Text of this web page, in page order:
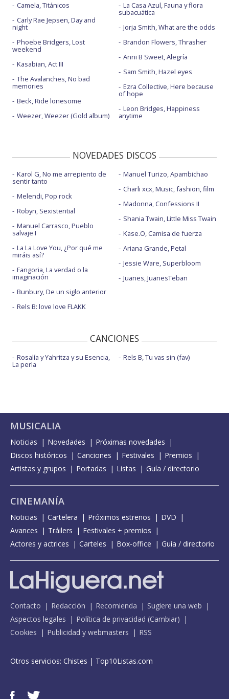
Camela, Titánicos
Carly Rae Jepsen, Day and
night
Phoebe Bridgers, Lost
weekend
Kasabian, Act III
The Avalanches, No bad
memories
Beck, Ride lonesome
Weezer, Weezer (Gold album)
La Casa Azul, Fauna y flora
subacuática
Jorja Smith, What are the odds
Brandon Flowers, Thrasher
Anni B Sweet, Alegría
Sam Smith, Hazel eyes
Ezra Collective, Here because
of hope
Leon Bridges, Happiness
anytime
NOVEDADES DISCOS
Karol G, No me arrepiento de
sentir tanto
Melendi, Pop rock
Robyn, Sexistential
Manuel Carrasco, Pueblo
salvaje I
La La Love You, ¿Por qué me
miráis así?
Fangoria, La verdad o la
imaginación
Bunbury, De un siglo anterior
Rels B: love love FLAKK
Manuel Turizo, Apambichao
Charli xcx, Music, fashion, film
Madonna, Confessions II
Shania Twain, Little Miss Twain
Kase.O, Camisa de fuerza
Ariana Grande, Petal
Jessie Ware, Superbloom
Juanes, JuanesTeban
CANCIONES
Rosalía y Yahritza y su Esencia,
La perla
Rels B, Tu vas sin (fav)
MUSICALIA
Noticias Novedades
Próximas novedades
Discos históricos
Canciones Festivales
Premios
Artistas y grupos
Portadas Listas Guía / directorio
CINEMANÍA
Noticias Cartelera Próximos estrenos
DVD
Avances
Tráilers
Festivales + premios
Actores y actrices
Carteles Box-office Guía / directorio
Contacto Redacción Recomienda
Sugiere una web
Aspectos legales
Política de privacidad (Cambiar)
Cookies
Publicidad y webmasters RSS
Otros servicios: Chistes | Top10Listas.com